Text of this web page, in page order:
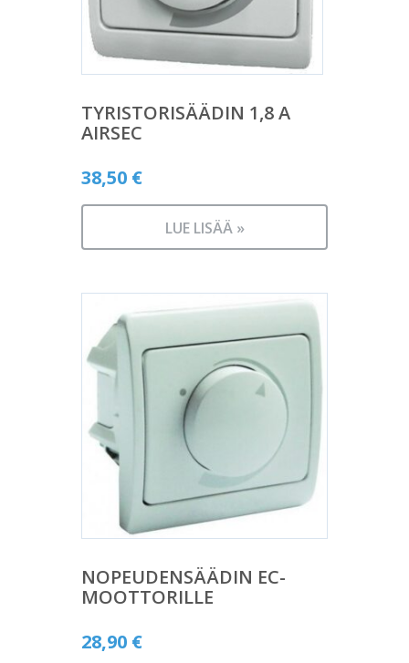
TYRISTORISÄÄDIN 1,8 A
AIRSEC
38,50 €
LUE LISÄÄ »
NOPEUDENSÄÄDIN EC-
MOOTTORILLE
28,90 €